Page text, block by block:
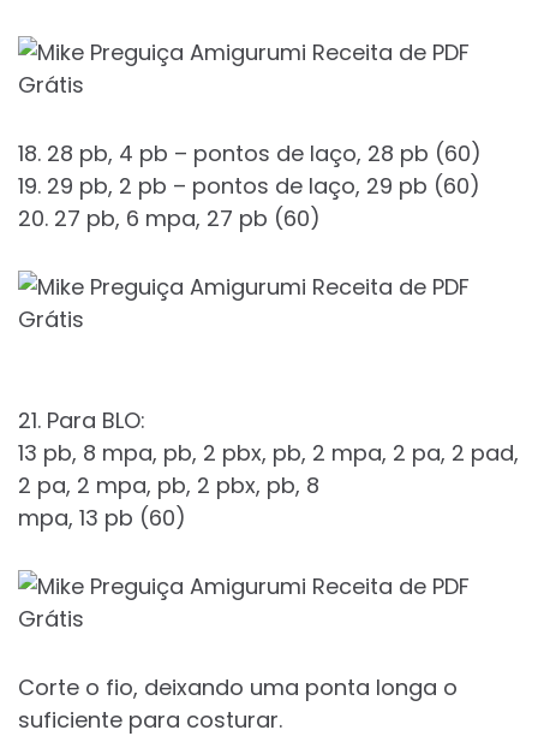
18. 28 pb, 4 pb – pontos de laço, 28 pb (60)
19. 29 pb, 2 pb – pontos de laço, 29 pb (60)
20. 27 pb, 6 mpa, 27 pb (60)
21. Para BLO:
13 pb, 8 mpa, pb, 2 pbx, pb, 2 mpa, 2 pa, 2 pad,
2 pa, 2 mpa, pb, 2 pbx, pb, 8
mpa, 13 pb (60)
Corte o fio, deixando uma ponta longa o
suficiente para costurar.